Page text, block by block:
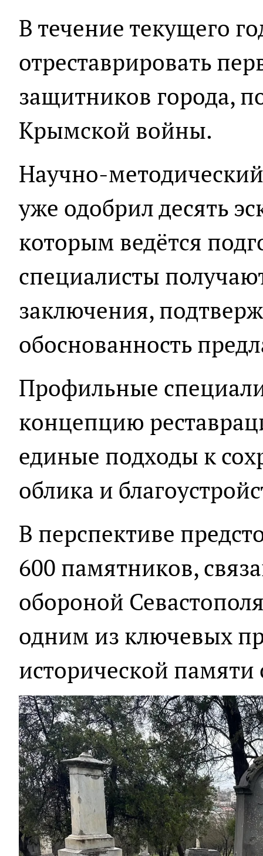
В течение текущего
отреставрировать
защитников города,
Крымской войны.
Научно-
уже одобрил десять
которым ведётся
специалисты
заключения,
обоснованность
Профильные
концепцию
единые подходы к
облика и
В перспективе
600 памятников,
обороной
одним из ключевых
исторической